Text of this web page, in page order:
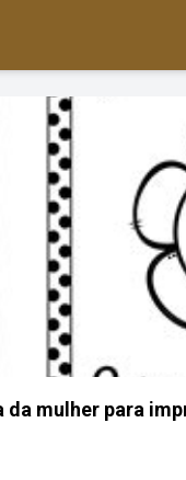
mulher para